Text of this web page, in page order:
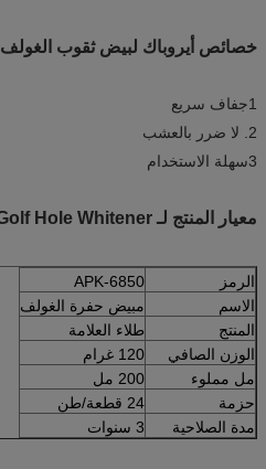
خصائص أيروباك لبيض ثقوب الغولف
1جفاف سريع
2. لا ضرر بالعشب
3سهلة الاستخدام
معيار المنتج لـ Aeropak Golf Hole Whitener
الرمز
APK-6850
الاسم
مبيض حفرة الغولف
المنتج
طلاء العلامة
الوزن الصافي
120 غرام
مل مملوء
200 مل
حزمة
24 قطعة/طن
مدة الصلاحية
3 سنوات